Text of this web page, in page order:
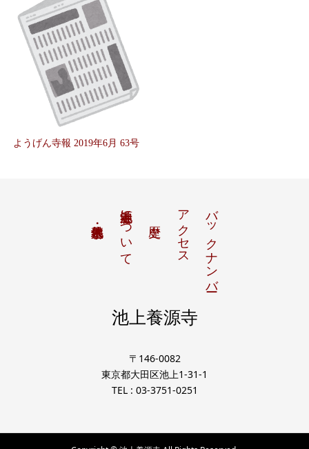
ようげん寺報 2019年6月 63号
バックナンバー
アクセス
池上養源寺について
池上養源寺
〒146-0082
東京都大田区池上1-31-1
TEL : 03-3751-0251